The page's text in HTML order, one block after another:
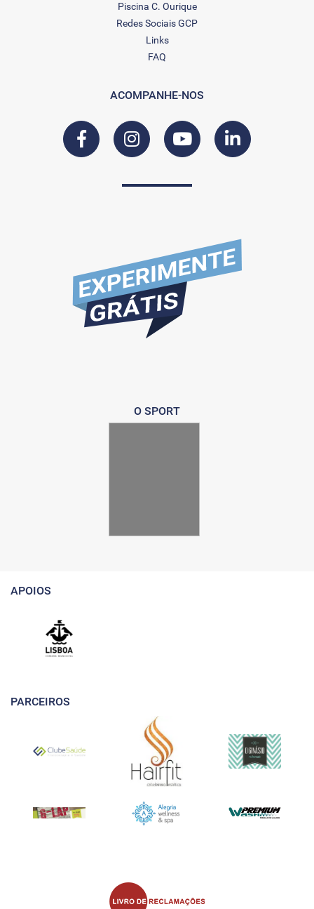
Piscina C. Ourique
Redes Sociais GCP
Links
FAQ
ACOMPANHE-NOS
O SPORT
APOIOS
PARCEIROS